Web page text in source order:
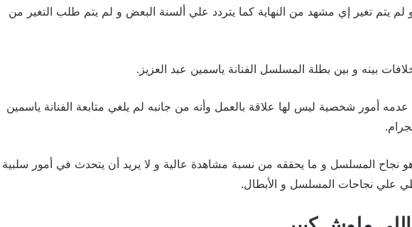
يتم تغير إي مشهد من النهاية كما يتردد علي ألسنة البعض و لم يتم طلب التغير من
بينه و بين بطلة المسلسل الفنانة ياسمين عبد العزيز.
عدمه أمور شخصية ليس لها علاقة بالعمل وأنه من جانبه لم يلغي متابعة الفنانة ياسمين
نجاح المسلسل و ما يحققه من نسبة مشاهدة عالية و لا يريد أن يتحدث في أمور سلبية
علي نجاحات المسلسل و الأبطال.